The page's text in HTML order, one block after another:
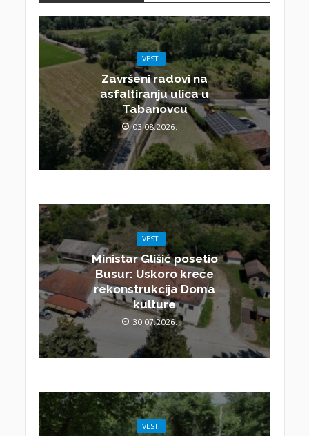
VESTI
Završeni radovi na
asfaltiranju ulica u
Tabanovcu
03.08.2026.
VESTI
Ministar Glišić posetio
Busur: Uskoro kreće
rekonstrukcija Doma
kulture
30.07.2026.
VESTI